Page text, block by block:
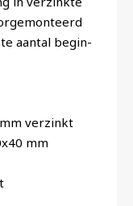
aantal begin-
verzinkt
mm